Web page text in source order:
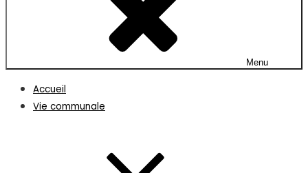
Menu
Accueil
Vie communale